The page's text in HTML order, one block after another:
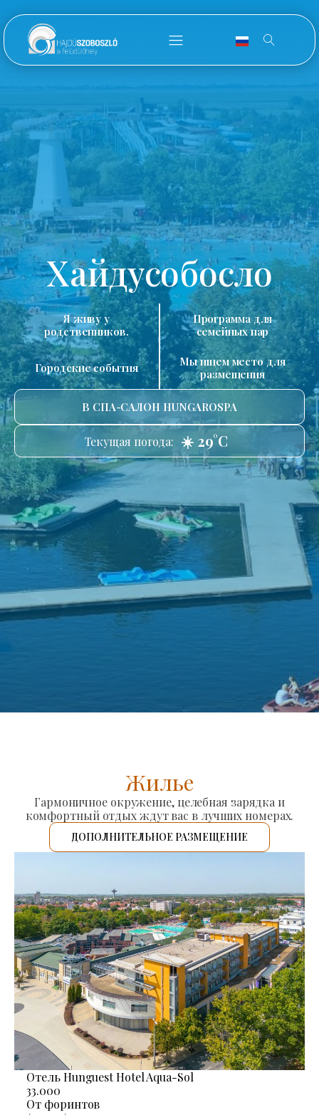
Хайдусобосло
Я живу у
родственников.
Программа для
семейных пар
Городские события
Мы ищем место для
размещения
В СПА-САЛОН HUNGAROSPA
Текущая погода: ☀️ 29°C
Жилье
Гармоничное окружение, целебная зарядка и
комфортный отдых ждут вас в лучших номерах.
ДОПОЛНИТЕЛЬНОЕ РАЗМЕЩЕНИЕ
Отель Hunguest Hotel Aqua-Sol
33.000
От форинтов